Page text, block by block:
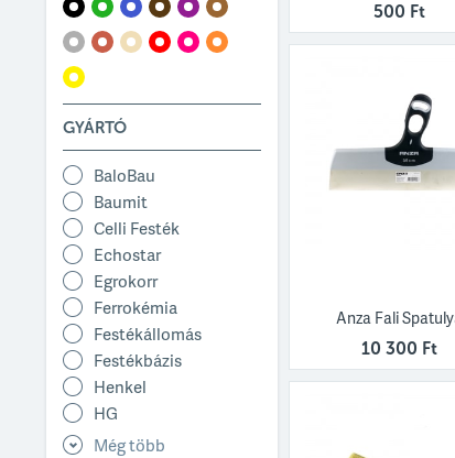
GYÁRTÓ
BaloBau
Baumit
Celli Festék
Echostar
Egrokorr
Ferrokémia
Festékállomás
Festékbázis
Henkel
HG
Még több
500 Ft
Anza Fali
10 300 Ft